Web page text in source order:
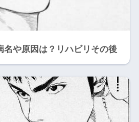
名や原因は？リハビリその後